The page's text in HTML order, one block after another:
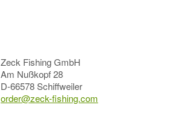
Zeck Fishing GmbH
Am Nußkopf 28
D-66578 Schiffweiler
order@zeck-fishing.com